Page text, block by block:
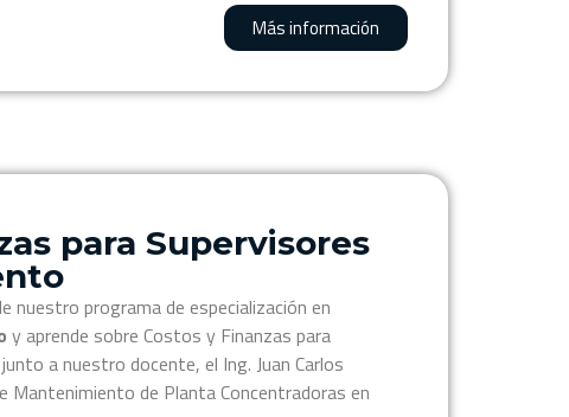
Más información
para Supervisores
nuestro programa de especialización en
y aprende sobre Costos y Finanzas para
a nuestro docente, el Ing. Juan Carlos
Mantenimiento de Planta Concentradoras en